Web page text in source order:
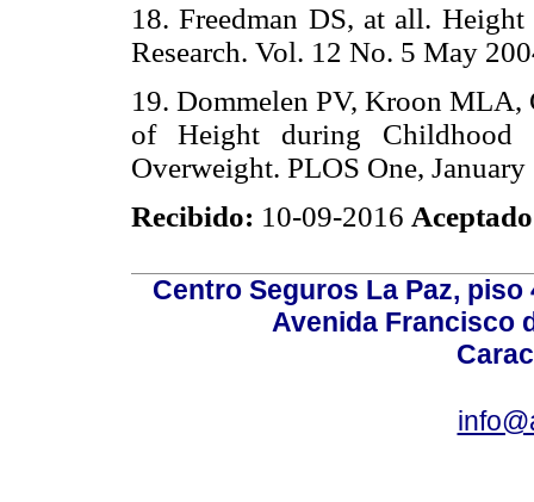
18. Freedman DS, at all.
Research. Vol. 12 No. 5 May
19. Dommelen PV, Kroon MLA,
of Height during Childhood
Overweight. PLOS One,
Recibido: 10-09-2016
Centro Seguros La Paz,
Avenida Francisco